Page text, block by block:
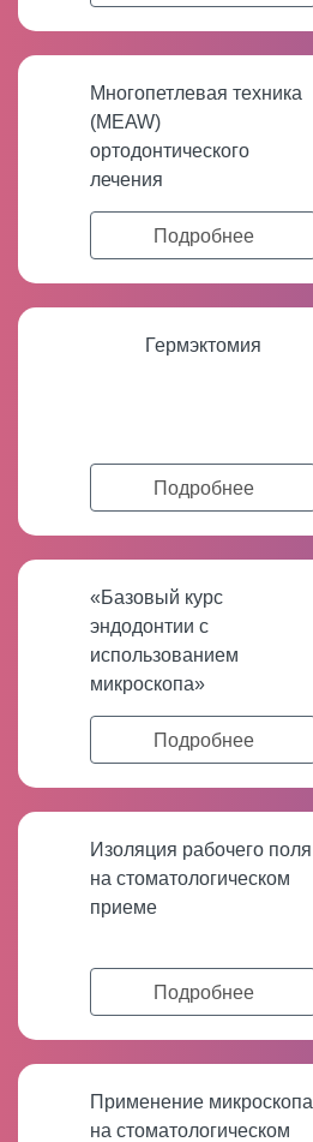
Многопетлевая техника
(MEAW)
ортодонтического
лечения
Подробнее
Гермэктомия
Подробнее
«Базовый курс
эндодонтии с
использованием
микроскопа»
Подробнее
Изоляция рабочего поля
на стоматологическом
приеме
Подробнее
Применение микроскопа
на стоматологическом